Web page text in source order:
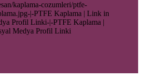
kaplama-cozumleri/ptfe-
|-PTFE Kaplama | Link in
Profil Linki-|-PTFE Kaplama |
Medya Profil Linki